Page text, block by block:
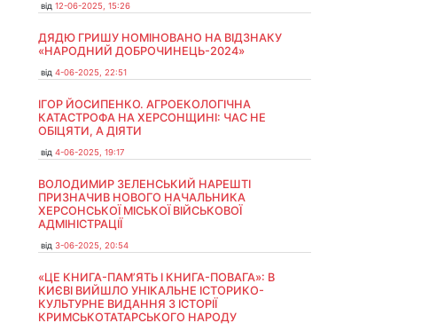
від 12-06-2025, 15:26
ДЯДЮ ГРИШУ НОМІНОВАНО НА ВІДЗНАКУ
«НАРОДНИЙ ДОБРОЧИНЕЦЬ-2024»
від 4-06-2025, 22:51
ІГОР ЙОСИПЕНКО. АГРОЕКОЛОГІЧНА
КАТАСТРОФА НА ХЕРСОНЩИНІ: ЧАС НЕ
ОБІЦЯТИ, А ДІЯТИ
від 4-06-2025, 19:17
ВОЛОДИМИР ЗЕЛЕНСЬКИЙ НАРЕШТІ
ПРИЗНАЧИВ НОВОГО НАЧАЛЬНИКА
ХЕРСОНСЬКОЇ МІСЬКОЇ ВІЙСЬКОВОЇ
АДМІНІСТРАЦІЇ
від 3-06-2025, 20:54
«ЦЕ КНИГА-ПАМ’ЯТЬ І КНИГА-ПОВАГА»: В
КИЄВІ ВИЙШЛО УНІКАЛЬНЕ ІСТОРИКО-
КУЛЬТУРНЕ ВИДАННЯ З ІСТОРІЇ
КРИМСЬКОТАТАРСЬКОГО НАРОДУ